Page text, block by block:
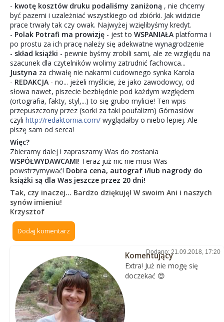
- kwotę kosztów druku podaliśmy zaniżoną , nie chcemy
być pazerni i uzależniać wszystkiego od zbiórki. Jak widzicie
prace trwały tak czy owak. Najwyżej wzięlibyśmy kredyt.
- Polak Potrafi ma prowizję- jest to WSPANIAŁAplatforma i
po prostu za ich pracę należy się adekwatne wynagrodzenie
- skład książki - pewnie byśmy zrobili sami, ale ze względu na
szacunek dla czytelników wolimy zatrudnić fachowca...
Justyna za chwałę nie nakarmi cudownego synka Karola
- REDAKCJA- no... jeżeli myślicie, że jako zawodowcy, od
słowa nawet, piszecie bezbłędnie pod każdym względem
(ortografia, fakty, styl,...) to się grubo mylicie! Ten wpis
przepuszczony przez (sorki za taki poufalizm) Górnasiów
czyli http://redaktornia.com/wyglądałby o niebo lepiej. Ale
piszę sam od serca!
Więc?
Zbieramy dalej i zapraszamy Was do zostania
WSPÓŁWYDAWCAMI! Teraz już nic nie musi Was
powstrzymywać! Dobra cena, autograf i/lub nagrody do
książki są dla Was jeszcze przez 20 dni!
Tak, czy inaczej... Bardzo dziękuję! W swoim Ani i naszych
synów imieniu!
Krzysztof
Dodaj komentarz
Dodano: 21.09.2018, 17:20
Komentujący
Extra! Już nie mogę się
doczekać 😍